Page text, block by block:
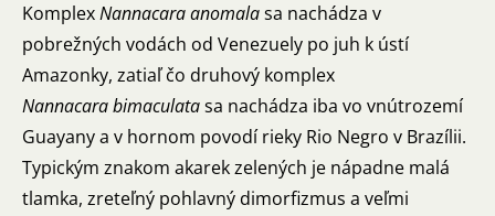
KomplexNannacara anomalasa nachádza v
pobrežných vodách od Venezuely po juh k ústí
Amazonky, zatiaľ čo druhový komplex
Nannacara bimaculatasa nachádza iba vo vnútrozemí
Guayany a v hornom povodí rieky Rio Negro v Brazílii.
Typickým znakom akarek zelených je nápadne malá
tlamka, zreteľný pohlavný dimorfizmus a veľmi